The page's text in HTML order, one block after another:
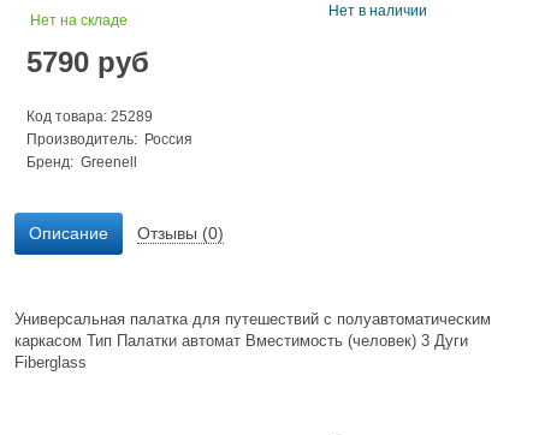
Нет на складе
5790 руб
Код товара: 25289
Производитель: Россия
Бренд: Greenell
Нет в наличии
Описание Отзывы (0)
Универсальная палатка для путешествий с полуавтоматическим
каркасом Тип Палатки автомат Вместимость (человек) 3 Дуги
Fiberglass